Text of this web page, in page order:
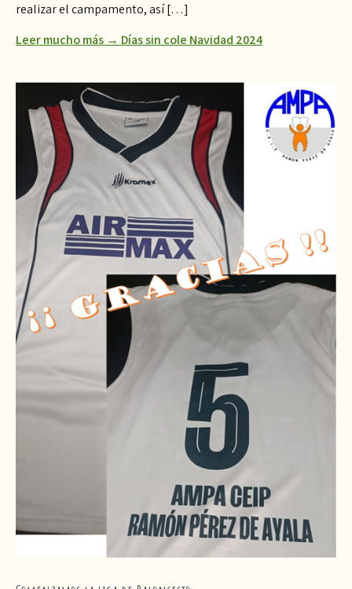
realizar el campamento, así […]
Leer mucho más → Días sin cole Navidad 2024